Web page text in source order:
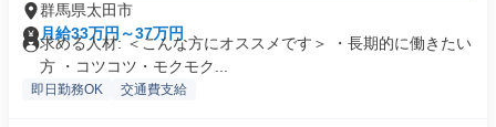
群馬県太田市
月給33万円～37万円
求める人材: ＜こんな方にオススメです＞ ・長期的に働きたい
方 ・コツコツ・モクモク...
即日勤務OK 交通費支給